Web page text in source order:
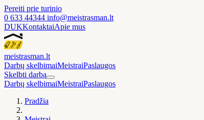
Pereiti prie turinio
0 633 44344 info@meistrasman.lt
DUKKontaktaiApie mus
meistrasman.lt
Darbų skelbimaiMeistraiPaslaugos
Skelbti darbą
Darbų skelbimaiMeistraiPaslaugos
Pradžia